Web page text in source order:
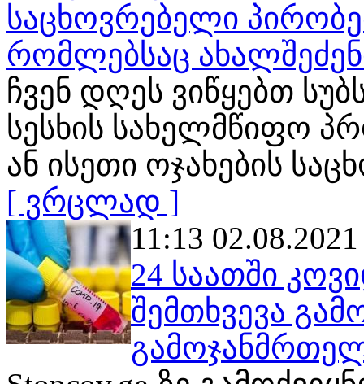
საცხოვრებელი
რომლებსაც
ჩვენ დღეს ვიწყებთ
სესხის სახელმწიფო
ან ისეთი ოჯახების
[ ვრცლად ]
11:13 02.08.2021
24 საათში
შემთხვევა